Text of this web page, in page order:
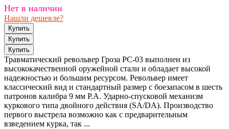
Нет в наличии
Нашли дешевле?
Травматический револьвер Гроза РС-03 выполнен из
высококачественной оружейной стали и обладает высокой
надежностью и большим ресурсом. Револьвер имеет
классический вид и стандартный размер с боезапасом в шесть
патронов калибра 9 мм P.A. Ударно-спусковой механизм
куркового типа двойного действия (SA/DA). Производство
первого выстрела возможно как с предварительным
взведением курка, так ...